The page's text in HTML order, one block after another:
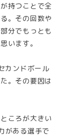
持つことで全
。その回数や
分でもっとも
います。
カンドボール
。その要因は
ころが大きい
がある選手で